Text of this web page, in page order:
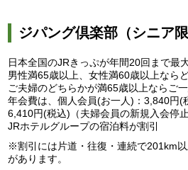
ジパング倶楽部（シニア限
日本全国のJRきっぷが年間20回まで最
男性満65歳以上、女性満60歳以上なら
ご夫婦のどちらかが満65歳以上ならご
年会費は、個人会員(お一人)：3,840円(
6,410円(税込)（夫婦会員の新規入会停止
JRホテルグループの宿泊料が割引
※割引には片道・往復・連続で201km
があります。